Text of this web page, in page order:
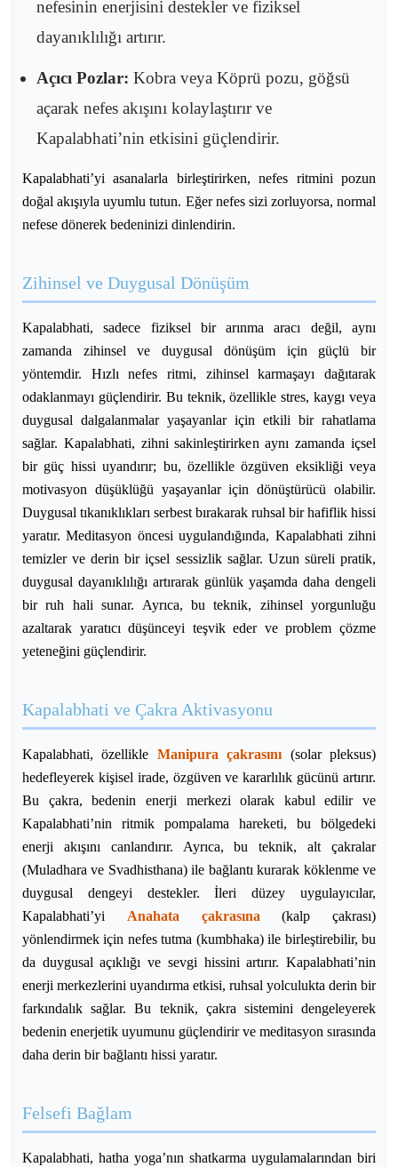
nefesinin enerjisini destekler ve fiziksel
dayanıklılığı artırır.
Açıcı Pozlar: Kobra veya Köprü pozu, göğsü
açarak nefes akışını kolaylaştırır ve
Kapalabhati’nin etkisini güçlendirir.
Kapalabhati’yi asanalarla birleştirirken, nefes ritmini pozun
doğal akışıyla uyumlu tutun. Eğer nefes sizi zorluyorsa, normal
nefese dönerek bedeninizi dinlendirin.
Zihinsel ve Duygusal Dönüşüm
Kapalabhati, sadece fiziksel bir arınma aracı değil, aynı
zamanda zihinsel ve duygusal dönüşüm için güçlü bir
yöntemdir. Hızlı nefes ritmi, zihinsel karmaşayı dağıtarak
odaklanmayı güçlendirir. Bu teknik, özellikle stres, kaygı veya
duygusal dalgalanmalar yaşayanlar için etkili bir rahatlama
sağlar. Kapalabhati, zihni sakinleştirirken aynı zamanda içsel
bir güç hissi uyandırır; bu, özellikle özgüven eksikliği veya
motivasyon düşüklüğü yaşayanlar için dönüştürücü olabilir.
Duygusal tıkanıklıkları serbest bırakarak ruhsal bir hafiflik hissi
yaratır. Meditasyon öncesi uygulandığında, Kapalabhati zihni
temizler ve derin bir içsel sessizlik sağlar. Uzun süreli pratik,
duygusal dayanıklılığı artırarak günlük yaşamda daha dengeli
bir ruh hali sunar. Ayrıca, bu teknik, zihinsel yorgunluğu
azaltarak yaratıcı düşünceyi teşvik eder ve problem çözme
yeteneğini güçlendirir.
Kapalabhati ve Çakra Aktivasyonu
Kapalabhati, özellikle Manipura çakrasını (solar pleksus)
hedefleyerek kişisel irade, özgüven ve kararlılık gücünü artırır.
Bu çakra, bedenin enerji merkezi olarak kabul edilir ve
Kapalabhati’nin ritmik pompalama hareketi, bu bölgedeki
enerji akışını canlandırır. Ayrıca, bu teknik, alt çakralar
(Muladhara ve Svadhisthana) ile bağlantı kurarak köklenme ve
duygusal dengeyi destekler. İleri düzey uygulayıcılar,
Kapalabhati’yi Anahata çakrasına (kalp çakrası)
yönlendirmek için nefes tutma (kumbhaka) ile birleştirebilir, bu
da duygusal açıklığı ve sevgi hissini artırır. Kapalabhati’nin
enerji merkezlerini uyandırma etkisi, ruhsal yolculukta derin bir
farkındalık sağlar. Bu teknik, çakra sistemini dengeleyerek
bedenin enerjetik uyumunu güçlendirir ve meditasyon sırasında
daha derin bir bağlantı hissi yaratır.
Felsefi Bağlam
Kapalabhati, hatha yoga’nın shatkarma uygulamalarından biri